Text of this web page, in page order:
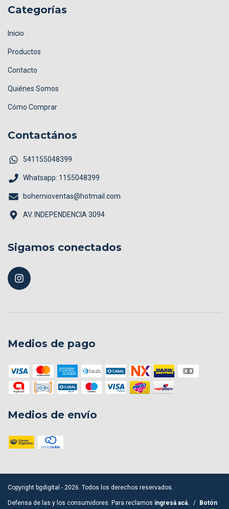
Categorías
Inicio
Productos
Contacto
Quiénes Somos
Cómo Comprar
Contactános
541155048399
Whatsapp: 1155048399
bohemioventas@hotmail.com
AV. INDEPENDENCIA 3094
Sigamos conectados
Medios de pago
Medios de envío
Copyright bgdigital - 2026. Todos los derechos reservados.
Defensa de las y los consumidores. Para reclamos ingresá acá. / Botón